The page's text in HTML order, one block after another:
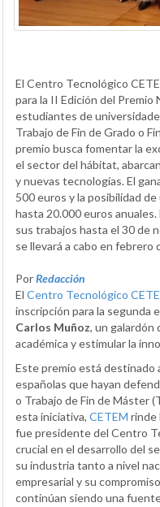
El Centro Tecnológico
para la II Edición del Premio
estudiantes de
Trabajo de Fin de Grado o
premio busca fomentar la
el sector del hábitat,
y nuevas tecnologías. El
500 euros y la posibilidad
hasta 20.000 euros
sus trabajos hasta el 30 de
se llevará a cabo en febrero
PorRedacción
El Centro Tecnológico
inscripción para la segunda
Carlos Muñoz, un galardón
académica y estimular la
Este premio está destinado
españolas que hayan
o Trabajo de Fin de Máster
esta iniciativa, CETEM rinde
fue presidente del Centro
crucial en el desarrollo del
su industria tanto a nivel
empresarial y su
continúan siendo una